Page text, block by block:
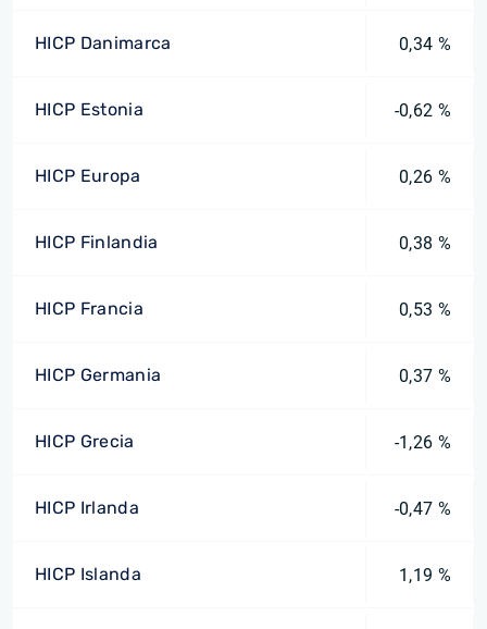
HICP Danimarca 0,34 %
HICP Estonia -0,62 %
HICP Europa 0,26 %
HICP Finlandia 0,38 %
HICP Francia 0,53 %
HICP Germania 0,37 %
HICP Grecia -1,26 %
HICP Irlanda -0,47 %
HICP Islanda 1,19 %